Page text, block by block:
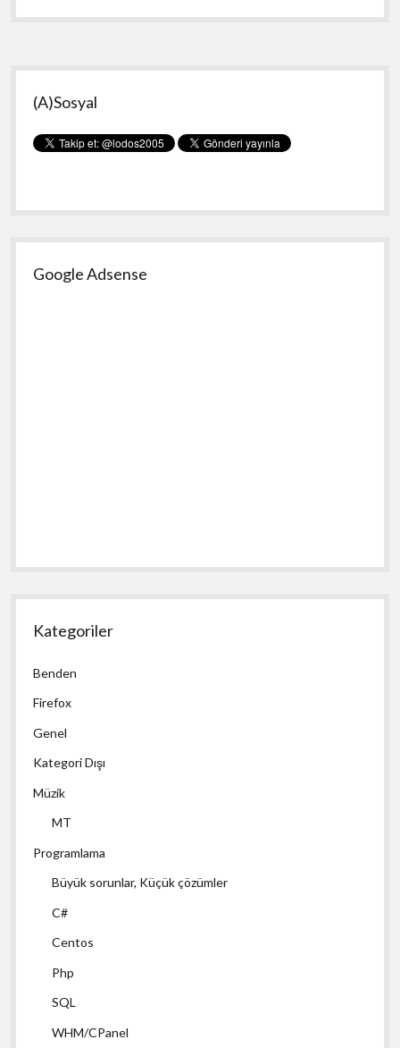
Yan
Menü
(A)Sosyal
Google Adsense
Kategoriler
Benden
Firefox
Genel
Kategori Dışı
Müzik
MT
Programlama
Büyük sorunlar, Küçük çözümler
C#
Centos
Php
SQL
WHM/CPanel